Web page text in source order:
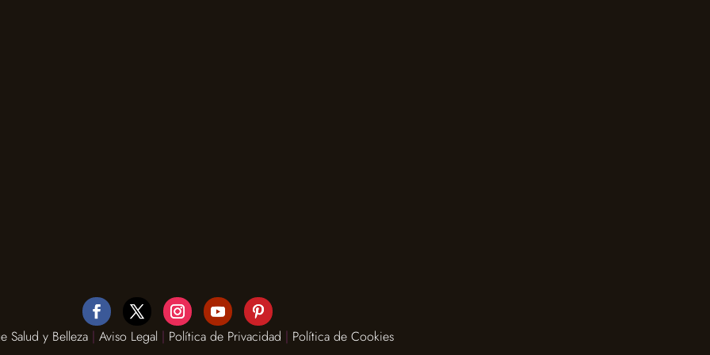
Salud y Belleza | Aviso Legal | Política de Privacidad | Política de Cookies